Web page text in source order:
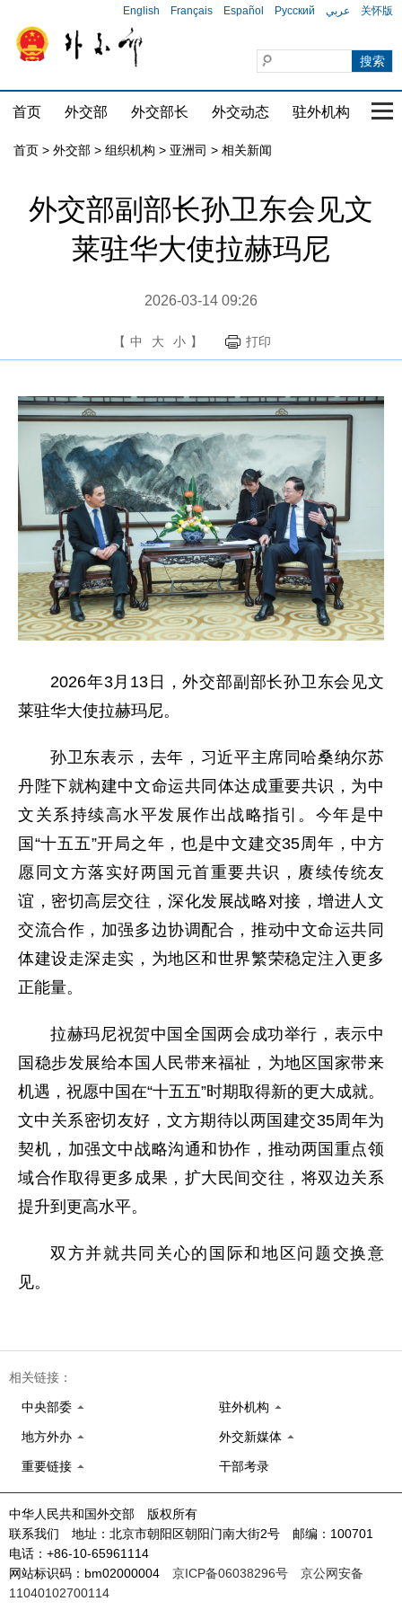
English Français Español Русский عربي 关怀版
首页 外交部 外交部长 外交动态 驻外机构 国
首页 > 外交部 > 组织机构 > 亚洲司 > 相关新闻
外交部副部长孙卫东会见文
莱驻华大使拉赫玛尼
2026-03-14 09:26
【 中 大 小 】 打印
2026年3月13日，外交部副部长孙卫东会见文
莱驻华大使拉赫玛尼。
孙卫东表示，去年，习近平主席同哈桑纳尔苏
丹陛下就构建中文命运共同体达成重要共识，为中
文关系持续高水平发展作出战略指引。今年是中
国“十五五”开局之年，也是中文建交35周年，中方
愿同文方落实好两国元首重要共识，赓续传统友
谊，密切高层交往，深化发展战略对接，增进人文
交流合作，加强多边协调配合，推动中文命运共同
体建设走深走实，为地区和世界繁荣稳定注入更多
正能量。
拉赫玛尼祝贺中国全国两会成功举行，表示中
国稳步发展给本国人民带来福祉，为地区国家带来
机遇，祝愿中国在“十五五”时期取得新的更大成就。
文中关系密切友好，文方期待以两国建交35周年为
契机，加强文中战略沟通和协作，推动两国重点领
域合作取得更多成果，扩大民间交往，将双边关系
提升到更高水平。
双方并就共同关心的国际和地区问题交换意
见。
相关链接：
中央部委 驻外机构
地方外办 外交新媒体
重要链接 干部考录
中华人民共和国外交部 版权所有
联系我们 地址：北京市朝阳区朝阳门南大街2号 邮编：100701
电话：+86-10-65961114
网站标识码：bm02000004 京ICP备06038296号
京公网安备
11040102700114